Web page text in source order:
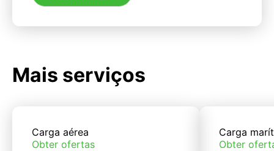
Mais serviços
Carga aérea
Obter ofertas
Carga
Obter